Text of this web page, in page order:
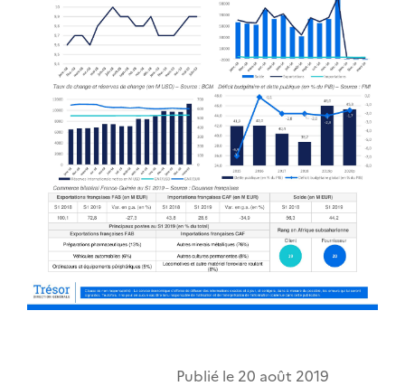
Publié le 20 août 2019